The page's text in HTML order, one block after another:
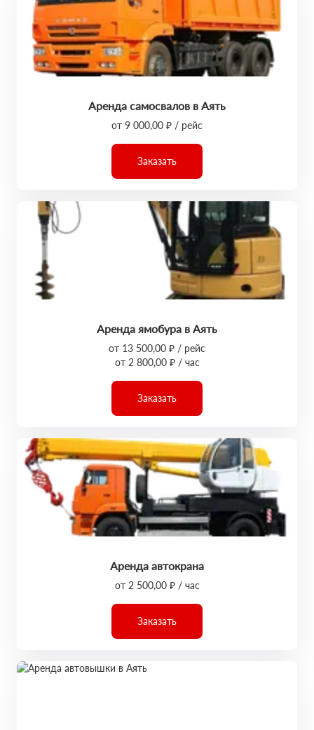
Аренда самосвалов в Аять
от 9 000,00 ₽ / рейс
Заказать
Аренда ямобура в Аять
от 13 500,00 ₽ / рейс
от 2 800,00 ₽ / час
Заказать
Аренда автокрана
от 2 500,00 ₽ / час
Заказать